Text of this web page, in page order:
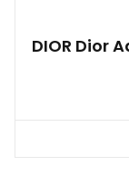
DIOR Dior